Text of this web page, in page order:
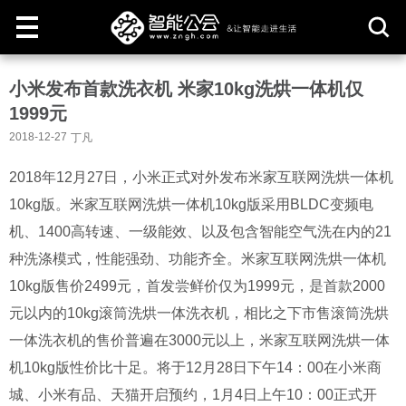
小米发布首款洗衣机 米家10kg洗烘一体机仅
1999元
2018-12-27 丁凡
2018年12月27日，小米正式对外发布米家互联网洗烘一体机
10kg版。米家互联网洗烘一体机10kg版采用BLDC变频电
机、1400高转速、一级能效、以及包含智能空气洗在内的21
种洗涤模式，性能强劲、功能齐全。米家互联网洗烘一体机
10kg版售价2499元，首发尝鲜价仅为1999元，是首款2000
元以内的10kg滚筒洗烘一体洗衣机，相比之下市售滚筒洗烘
一体洗衣机的售价普遍在3000元以上，米家互联网洗烘一体
机10kg版性价比十足。将于12月28日下午14：00在小米商
城、小米有品、天猫开启预约，1月4日上午10：00正式开